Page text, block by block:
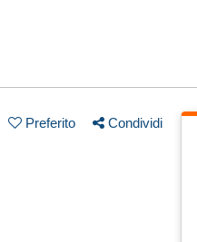
Preferito Condividi